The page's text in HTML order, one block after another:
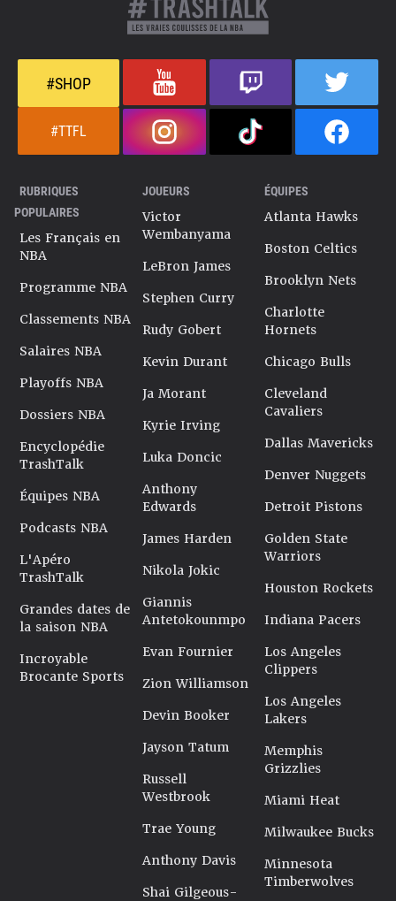
#SHOP
#TTFL
RUBRIQUES
POPULAIRES
Les Français en
NBA
Programme NBA
Classements NBA
Salaires NBA
Playoffs NBA
Dossiers NBA
Encyclopédie
TrashTalk
Équipes NBA
Podcasts NBA
L'Apéro
TrashTalk
Grandes dates de
la saison NBA
Incroyable
Brocante Sports
JOUEURS
Victor
Wembanyama
LeBron James
Stephen Curry
Rudy Gobert
Kevin Durant
Ja Morant
Kyrie Irving
Luka Doncic
Anthony
Edwards
James Harden
Nikola Jokic
Giannis
Antetokounmpo
Evan Fournier
Zion Williamson
Devin Booker
Jayson Tatum
Russell
Westbrook
Trae Young
Anthony Davis
Shai Gilgeous-
ÉQUIPES
Atlanta Hawks
Boston Celtics
Brooklyn Nets
Charlotte
Hornets
Chicago Bulls
Cleveland
Cavaliers
Dallas Mavericks
Denver Nuggets
Detroit Pistons
Golden State
Warriors
Houston Rockets
Indiana Pacers
Los Angeles
Clippers
Los Angeles
Lakers
Memphis
Grizzlies
Miami Heat
Milwaukee Bucks
Minnesota
Timberwolves